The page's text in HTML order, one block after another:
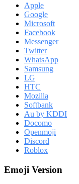
Apple
Google
Microsoft
Facebook
Messenger
Twitter
WhatsApp
Samsung
LG
HTC
Mozilla
Softbank
Au by KDDI
Docomo
Openmoji
Discord
Roblox
Emoji Version